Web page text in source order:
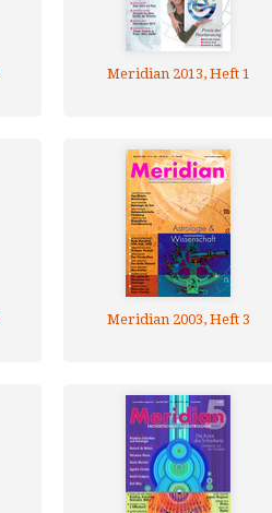
Meridian 2013, Heft 1
Meridian 2003, Heft 3